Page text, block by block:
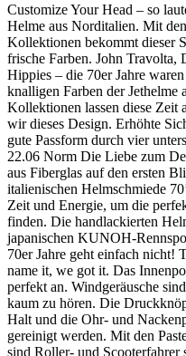
Customize Your Head – so
Helme aus Norditalien. Mit
Kollektionen bekommt dieser
frische Farben. John Travolta,
Hippies – die 70er Jahre
knalligen Farben der Jethelme
Kollektionen lassen diese Zeit
wir dieses Design. Erhöhte
gute Passform durch vier
22.06 Norm Die Liebe zum
aus Fiberglas auf den ersten
italienischen Helmschmiede
Zeit und Energie, um die
finden. Die handlackierten
japanischen KUNOH-
70er Jahre geht einfach nicht!
name it, we got it. Das
perfekt an. Windgeräusche
kaum zu hören. Die
Halt und die Ohr- und
gereinigt werden. Mit den
sind Roller- und